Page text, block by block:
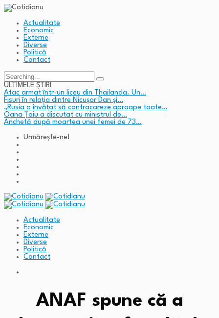
Actualitate
Economic
Externe
Diverse
Politică
Contact
Search
for:
ULTIMELE ȘTIRI
Atac armat într-un liceu din Thailanda. Un…
Fisuri în relația dintre Nicușor Dan și…
„Rusia a învățat să contracareze aproape toate…
Oana Țoiu a discutat cu ministrul de…
Anchetă după moartea unei femei de 73…
Urmărește-ne!
Actualitate
Economic
Externe
Diverse
Politică
Contact
ANAF spune că a